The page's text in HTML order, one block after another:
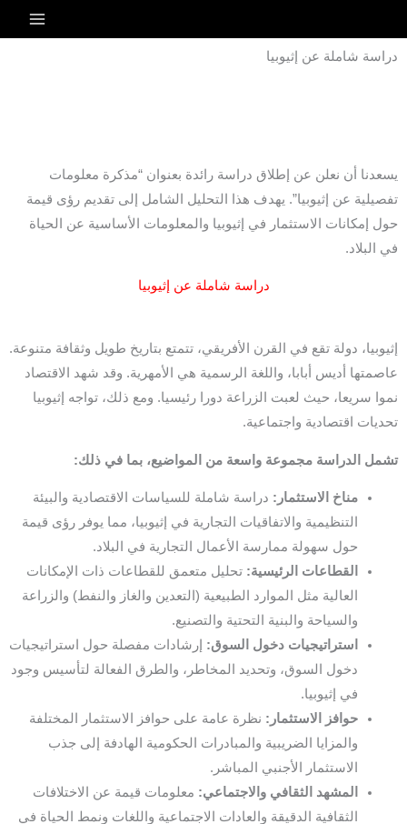
إلى
المحتوى
دراسة شاملة عن إثيوبيا
يسعدنا أن نعلن عن إطلاق دراسة رائدة بعنوان “مذكرة معلومات
تفصيلية عن إثيوبيا”. يهدف هذا التحليل الشامل إلى تقديم رؤى قيمة
حول إمكانات الاستثمار في إثيوبيا والمعلومات الأساسية عن الحياة
في البلاد.
دراسة شاملة عن إثيوبيا
إثيوبيا، دولة تقع في القرن الأفريقي، تتمتع بتاريخ طويل وثقافة متنوعة.
عاصمتها أديس أبابا، واللغة الرسمية هي الأمهرية. وقد شهد الاقتصاد
نموا سريعا، حيث لعبت الزراعة دورا رئيسيا. ومع ذلك، تواجه إثيوبيا
تحديات اقتصادية واجتماعية.
تشمل الدراسة مجموعة واسعة من المواضيع، بما في ذلك:
مناخ الاستثمار: دراسة شاملة للسياسات الاقتصادية والبيئة
التنظيمية والاتفاقيات التجارية في إثيوبيا، مما يوفر رؤى قيمة
حول سهولة ممارسة الأعمال التجارية في البلاد.
القطاعات الرئيسية: تحليل متعمق للقطاعات ذات الإمكانات
العالية مثل الموارد الطبيعية (التعدين والغاز والنفط) والزراعة
والسياحة والبنية التحتية والتصنيع.
استراتيجيات دخول السوق: إرشادات مفصلة حول استراتيجيات
دخول السوق، وتحديد المخاطر، والطرق الفعالة لتأسيس وجود
في إثيوبيا.
حوافز الاستثمار: نظرة عامة على حوافز الاستثمار المختلفة
والمزايا الضريبية والمبادرات الحكومية الهادفة إلى جذب
الاستثمار الأجنبي المباشر.
المشهد الثقافي والاجتماعي: معلومات قيمة عن الاختلافات
الثقافية الدقيقة والعادات الاجتماعية واللغات ونمط الحياة في